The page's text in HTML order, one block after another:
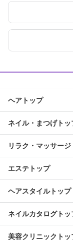
ヘアトップ
ネイル・まつげトッ
リラク・マッサージ
エステトップ
ヘアスタイルトップ
ネイルカタログトッ
美容クリニックトッ